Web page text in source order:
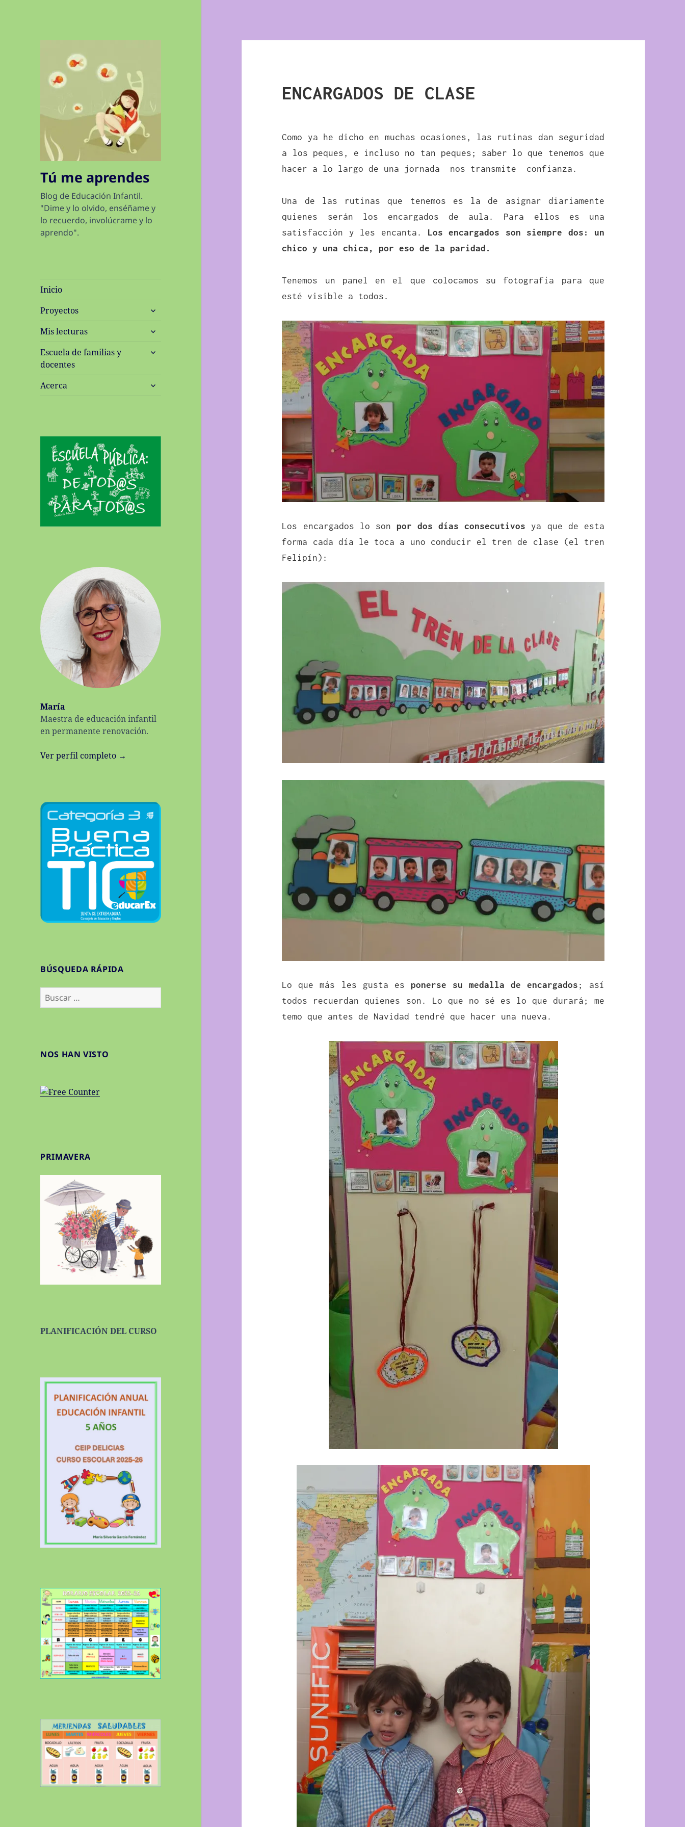
Tú me aprendes
Blog de Educación Infantil.
"Dime y lo olvido, enséñame y
lo recuerdo, involúcrame y lo
aprendo".
Inicio
Proyectos
expande
menú
Mis lecturas
expande
menú
Escuela de familias y
docentes
expande
inferior
Acerca
expande
María
Maestra de educación infantil
en permanente renovación.
Ver perfil completo →
BÚSQUEDA RÁPIDA
Buscar:
NOS HAN VISTO
PRIMAVERA
PLANIFICACIÓN DEL CURSO
ENCARGADOS DE CLASE
Como ya he dicho en muchas ocasiones, las rutinas dan seguridad
a los peques, e incluso no tan peques; saber lo que tenemos que
hacer a lo largo de una jornada nos transmite confianza.
Una de las rutinas que tenemos es la de asignar diariamente
quienes serán los encargados de aula. Para ellos es una
satisfacción y les encanta. Los encargados son siempre dos: un
chico y una chica, por eso de la paridad.
Tenemos un panel en el que colocamos su fotografía para que
esté visible a todos.
Los encargados lo son por dos días consecutivos ya que de esta
forma cada día le toca a uno conducir el tren de clase (el tren
Felipín):
Lo que más les gusta es ponerse su medalla de encargados ; así
todos recuerdan quienes son. Lo que no sé es lo que durará; me
temo que antes de Navidad tendré que hacer una nueva.